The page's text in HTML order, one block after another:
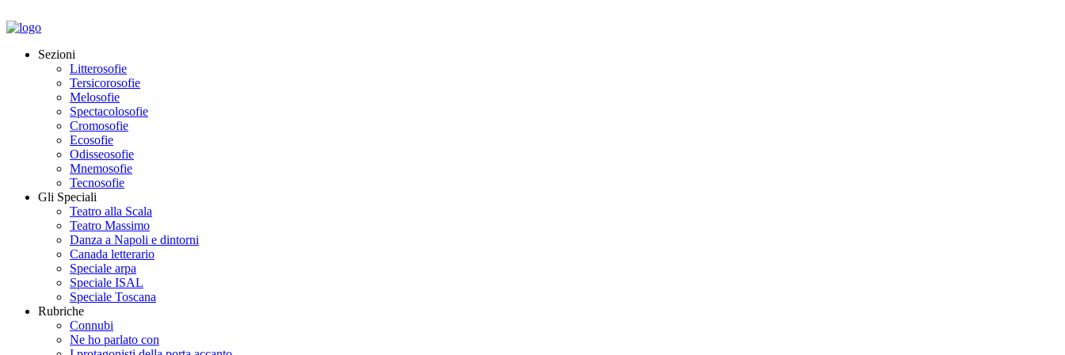
Sezioni
Litterosofie
Tersicorosofie
Melosofie
Spectacolosofie
Cromosofie
Ecosofie
Odisseosofie
Mnemosofie
Tecnosofie
Gli Speciali
Teatro alla Scala
Teatro Massimo
Danza a Napoli e dintorni
Canada letterario
Speciale arpa
Speciale ISAL
Speciale Toscana
Rubriche
Connubi
Ne ho parlato con